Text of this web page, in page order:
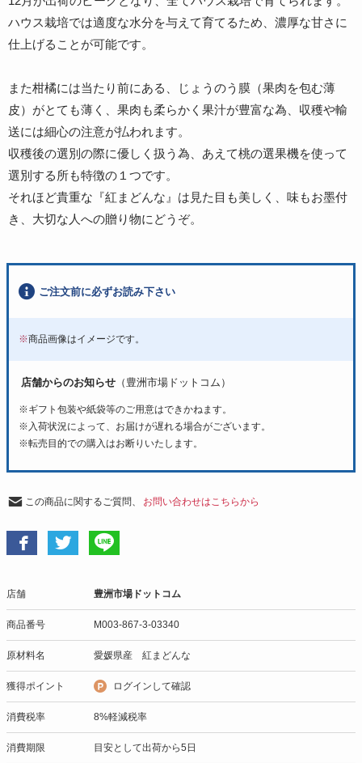
ハウス栽培では適度な水分を与えて育てるため、濃厚な甘さに
仕上げることが可能です。
また柑橘には当たり前にある、じょうのう膜（果肉を包む薄
皮）がとても薄く、果肉も柔らかく果汁が豊富な為、収穫や輸
送には細心の注意が払われます。
収穫後の選別の際に優しく扱う為、あえて桃の選果機を使って
選別する所も特徴の１つです。
それほど貴重な『紅まどんな』は見た目も美しく、味もお墨付
き、大切な人への贈り物にどうぞ。
ご注文前に必ずお読み下さい
※商品画像はイメージです。
店舗からのお知らせ （豊洲市場ドットコム）
※ギフト包装や紙袋等のご用意はできかねます。
※入荷状況によって、お届けが遅れる場合がございます。
※転売目的での購入はお断りいたします。
この商品に関するご質問、 お問い合わせはこちらから
店舗 豊洲市場ドットコム
商品番号 M003-867-3-03340
原材料名 愛媛県産 紅まどんな
獲得ポイント ログインして確認
消費税率 8%軽減税率
消費期限 目安として出荷から5日